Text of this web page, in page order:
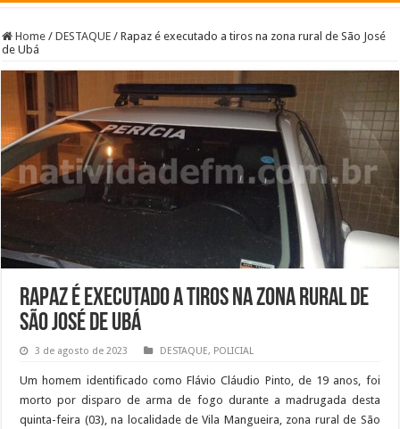
Home / DESTAQUE / Rapaz é executado a tiros na zona rural de São José
de Ubá
Rapaz é executado a tiros na zona rural de
São José de Ubá
3 de agosto de 2023 DESTAQUE, POLICIAL
Um homem identificado como Flávio Cláudio Pinto, de 19 anos, foi
morto por disparo de arma de fogo durante a madrugada desta
quinta-feira (03), na localidade de Vila Mangueira, zona rural de São